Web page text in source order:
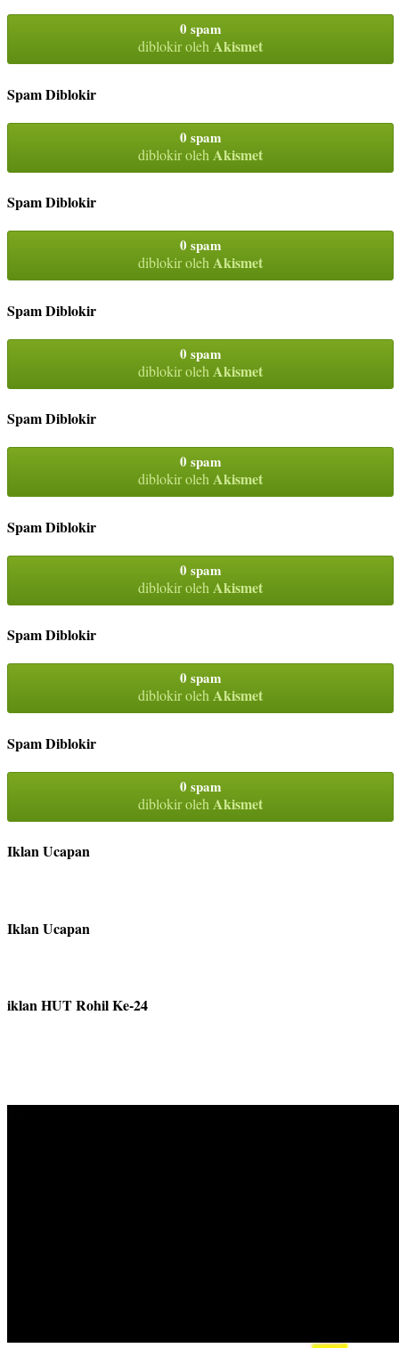
0 spam
diblokir olehAkismet
Spam Diblokir
0 spam
diblokir oleh Akismet
Spam Diblokir
0 spam
diblokir olehAkismet
Spam Diblokir
0 spam
diblokir oleh Akismet
Spam Diblokir
0 spam
diblokir olehAkismet
Spam Diblokir
0 spam
diblokir oleh Akismet
Spam Diblokir
0 spam
diblokir olehAkismet
Spam Diblokir
0 spam
diblokir oleh Akismet
Iklan Ucapan
Iklan Ucapan
iklan HUT Rohil Ke-24